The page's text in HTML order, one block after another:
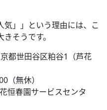
気」」という理由には、こ
そうです。
都世田谷区粕谷1（芦花
（無休）
恒春園サービスセンタ